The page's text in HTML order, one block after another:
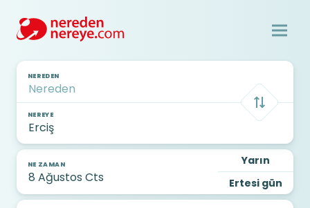
NEREDEN
NEREYE
NE ZAMAN
Yarın
Ertesi gün